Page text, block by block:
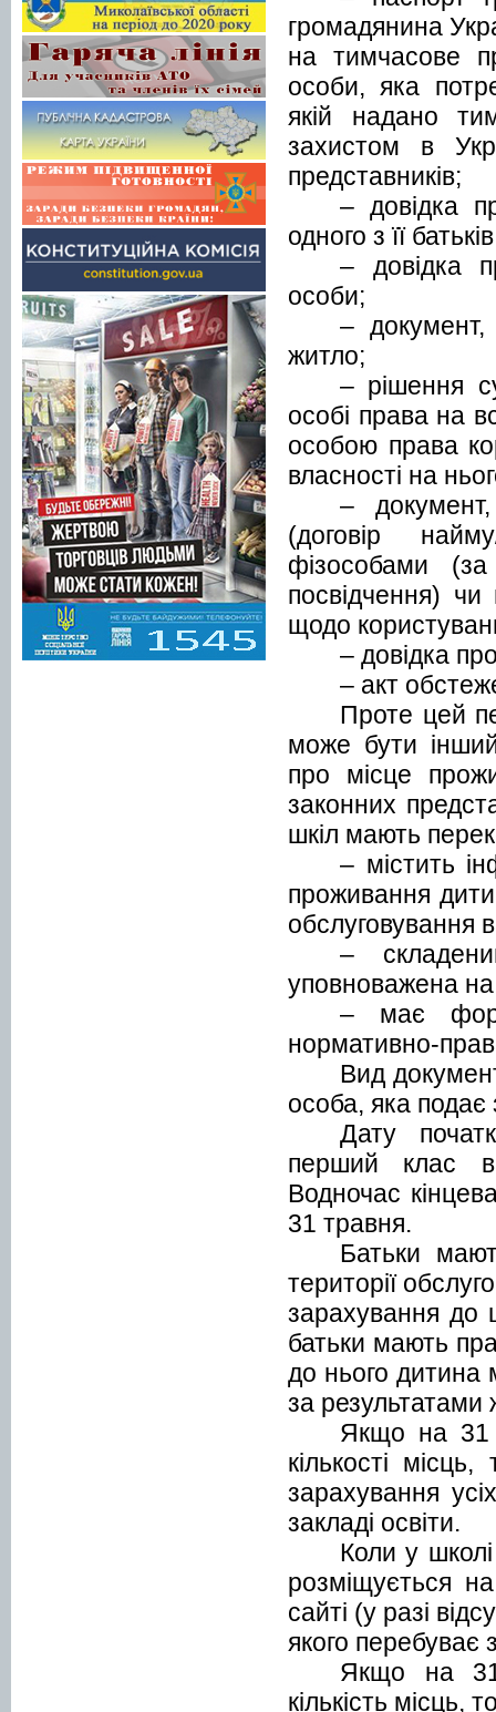
громадянина
на тимчасове
особи, яка
якій надано
захистом в
представників;
– довідка
одного з її
– довідка
особи;
– документ,
житло;
– рішення
особі права на
особою права
власності на
–
(договір
фізособами
посвідчення)
щодо
– довідка
– акт
Проте цей
може бути
про місце
законних
шкіл мають
– містить
проживання
обслуговування
–
уповноважена на
– має
нормативно-
Вид
особа, яка
Дату
перший клас
Водночас
31 травня.
Батьки
території
зарахування до
батьки мають
до нього дитина
за результатами
Якщо на 31
кількості
зарахування
закладі освіти.
Коли у
розміщується
сайті (у разі
якого перебуває
Якщо на 31
кількість місць,